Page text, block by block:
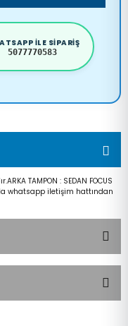
ILE SIPARIŞ
5077770583
TAMPON : SEDAN FOCUS
whatsapp iletişim hattından